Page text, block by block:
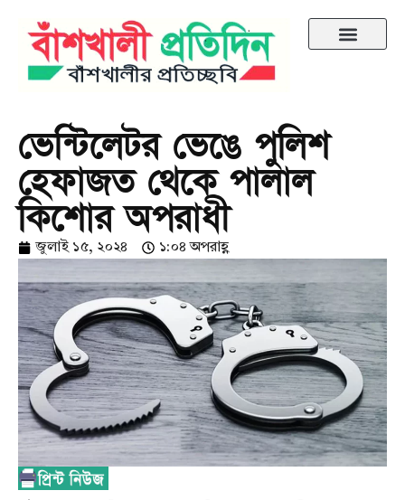
ভেন্টিলেটর ভেঙে পুলিশ
হেফাজত থেকে পালাল
কিশোর অপরাধী
জুলাই ১৫, ২০২৪ ১:০৪ অপরাহ্ণ